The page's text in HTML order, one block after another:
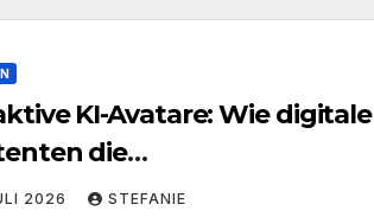
KI-Avatare: Wie digitale
die
auf ein
2026 STEFANIE